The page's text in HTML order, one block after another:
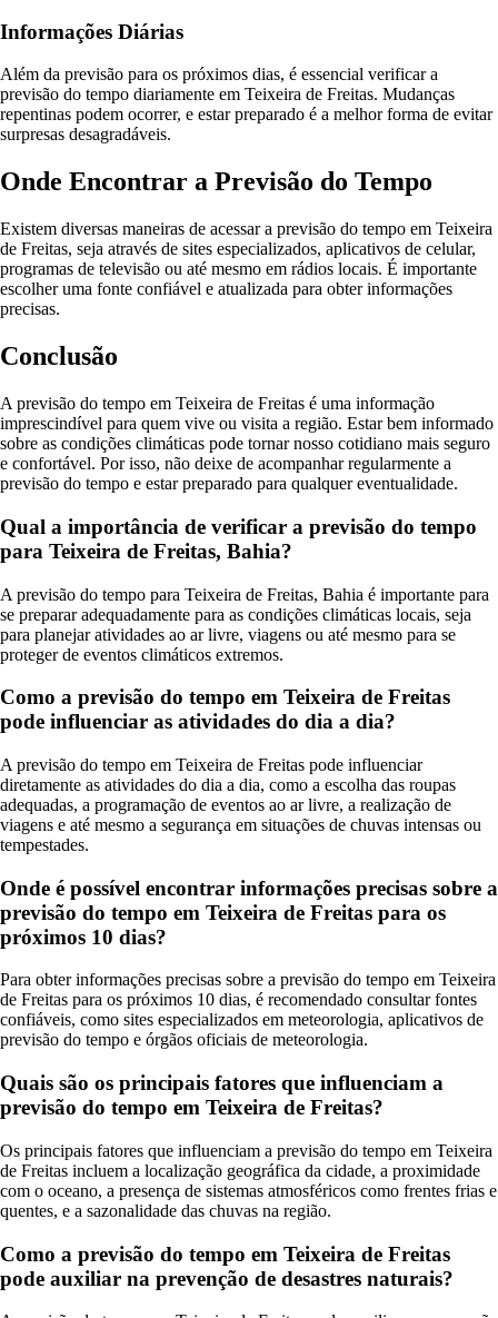
Informações Diárias
Além da previsão para os próximos dias, é essencial verificar a
previsão do tempo diariamente em Teixeira de Freitas. Mudanças
repentinas podem ocorrer, e estar preparado é a melhor forma de evitar
surpresas desagradáveis.
Onde Encontrar a Previsão do Tempo
Existem diversas maneiras de acessar a previsão do tempo em Teixeira
de Freitas, seja através de sites especializados, aplicativos de celular,
programas de televisão ou até mesmo em rádios locais. É importante
escolher uma fonte confiável e atualizada para obter informações
precisas.
Conclusão
A previsão do tempo em Teixeira de Freitas é uma informação
imprescindível para quem vive ou visita a região. Estar bem informado
sobre as condições climáticas pode tornar nosso cotidiano mais seguro
e confortável. Por isso, não deixe de acompanhar regularmente a
previsão do tempo e estar preparado para qualquer eventualidade.
Qual a importância de verificar a previsão do tempo
para Teixeira de Freitas, Bahia?
A previsão do tempo para Teixeira de Freitas, Bahia é importante para
se preparar adequadamente para as condições climáticas locais, seja
para planejar atividades ao ar livre, viagens ou até mesmo para se
proteger de eventos climáticos extremos.
Como a previsão do tempo em Teixeira de Freitas
pode influenciar as atividades do dia a dia?
A previsão do tempo em Teixeira de Freitas pode influenciar
diretamente as atividades do dia a dia, como a escolha das roupas
adequadas, a programação de eventos ao ar livre, a realização de
viagens e até mesmo a segurança em situações de chuvas intensas ou
tempestades.
Onde é possível encontrar informações precisas sobre a
previsão do tempo em Teixeira de Freitas para os
próximos 10 dias?
Para obter informações precisas sobre a previsão do tempo em Teixeira
de Freitas para os próximos 10 dias, é recomendado consultar fontes
confiáveis, como sites especializados em meteorologia, aplicativos de
previsão do tempo e órgãos oficiais de meteorologia.
Quais são os principais fatores que influenciam a
previsão do tempo em Teixeira de Freitas?
Os principais fatores que influenciam a previsão do tempo em Teixeira
de Freitas incluem a localização geográfica da cidade, a proximidade
com o oceano, a presença de sistemas atmosféricos como frentes frias e
quentes, e a sazonalidade das chuvas na região.
Como a previsão do tempo em Teixeira de Freitas
pode auxiliar na prevenção de desastres naturais?